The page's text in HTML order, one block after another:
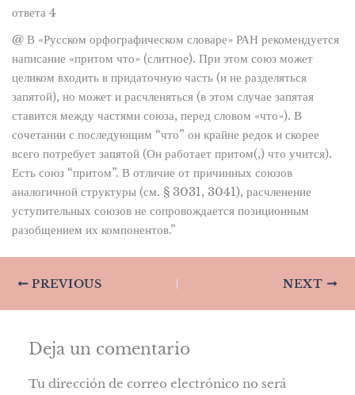
ответа 4
@ В «Русском орфографическом словаре» РАН рекомендуется
написание «притом что» (слитное). При этом союз может
целиком входить в придаточную часть (и не разделяться
запятой), но может и расчленяться (в этом случае запятая
ставится между частями союза, перед словом «что»). В
сочетании с последующим “что” он крайне редок и скорее
всего потребует запятой (Он работает притом(,) что учится).
Есть союз “притом”. В отличие от причинных союзов
аналогичной структуры (см. § 3031, 3041), расчленение
уступительных союзов не сопровождается позиционным
разобщением их компонентов.”
PREVIOUS NEXT
Deja un comentario
Tu dirección de correo electrónico no será